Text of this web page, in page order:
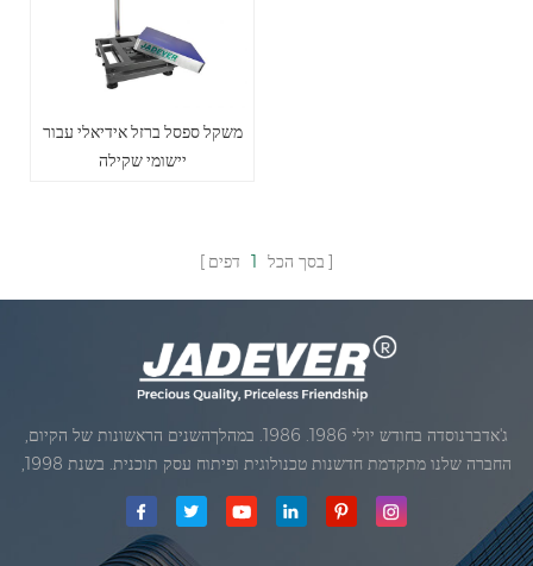
משקל ספסל ברזל אידיאלי עבור
יישומי שקילה
בסך הכל 1 דפים
ג'אדברנוסדה בחודש יולי 1986. 1986. במהלךהשנים הראשונות של הקיום,
החברה שלנו מתקדמת חדשנות טכנולוגית ופיתוח עסק תוכנית. בשנת 1998,
החברה שלנו השיגה את המטרה האיכותי, כאשר הראשון של המוצרים שלנו
ג'אדברסולם ושות 'בע"מהיה